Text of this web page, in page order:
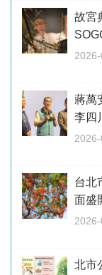
故宮
蔣萬
李四
台北
面盛
北市